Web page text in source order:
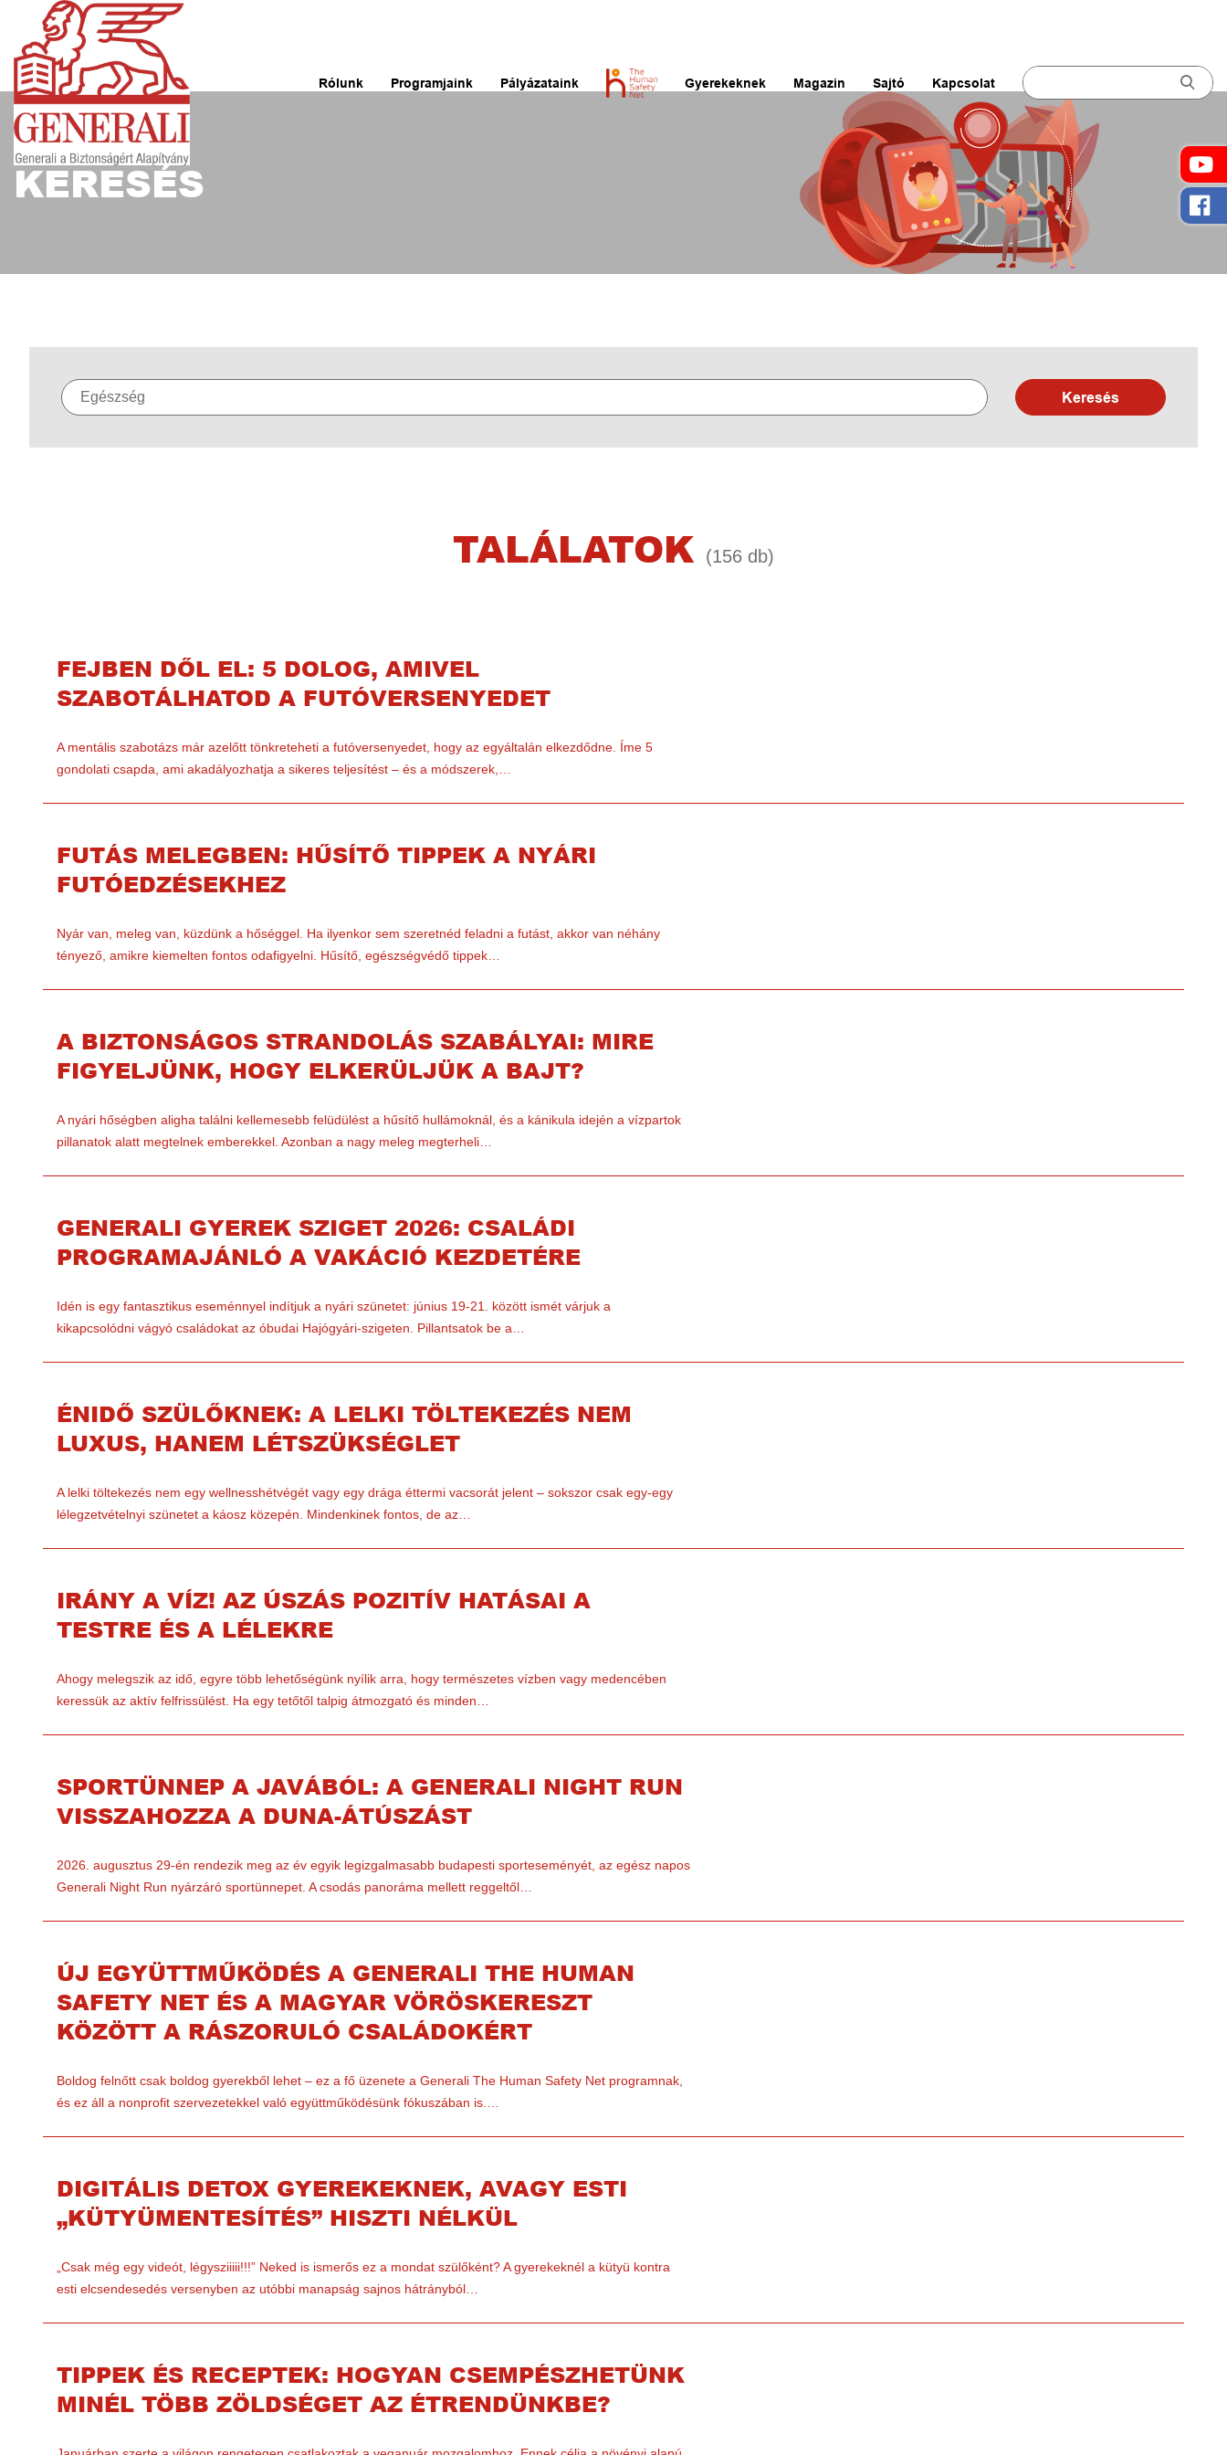
Rólunk Programjaink Pályázataink Gyerekeknek Magazin Sajtó Kapcsolat
KERESÉS
Keresés
TALÁLATOK (156 db)
FEJBEN DŐL EL: 5 DOLOG, AMIVEL
SZABOTÁLHATOD A FUTÓVERSENYEDET
A mentális szabotázs már azelőtt tönkreteheti a futóversenyedet, hogy az egyáltalán elkezdődne. Íme 5
gondolati csapda, ami akadályozhatja a sikeres teljesítést – és a módszerek,…
FUTÁS MELEGBEN: HŰSÍTŐ TIPPEK A NYÁRI
FUTÓEDZÉSEKHEZ
Nyár van, meleg van, küzdünk a hőséggel. Ha ilyenkor sem szeretnéd feladni a futást, akkor van néhány
tényező, amikre kiemelten fontos odafigyelni. Hűsítő, egészségvédő tippek…
A BIZTONSÁGOS STRANDOLÁS SZABÁLYAI: MIRE
FIGYELJÜNK, HOGY ELKERÜLJÜK A BAJT?
A nyári hőségben aligha találni kellemesebb felüdülést a hűsítő hullámoknál, és a kánikula idején a vízpartok
pillanatok alatt megtelnek emberekkel. Azonban a nagy meleg megterheli…
GENERALI GYEREK SZIGET 2026: CSALÁDI
PROGRAMAJÁNLÓ A VAKÁCIÓ KEZDETÉRE
Idén is egy fantasztikus eseménnyel indítjuk a nyári szünetet: június 19-21. között ismét várjuk a
kikapcsolódni vágyó családokat az óbudai Hajógyári-szigeten. Pillantsatok be a…
ÉNIDŐ SZÜLŐKNEK: A LELKI TÖLTEKEZÉS NEM
LUXUS, HANEM LÉTSZÜKSÉGLET
A lelki töltekezés nem egy wellnesshétvégét vagy egy drága éttermi vacsorát jelent – sokszor csak egy-egy
lélegzetvételnyi szünetet a káosz közepén. Mindenkinek fontos, de az…
IRÁNY A VÍZ! AZ ÚSZÁS POZITÍV HATÁSAI A
TESTRE ÉS A LÉLEKRE
Ahogy melegszik az idő, egyre több lehetőségünk nyílik arra, hogy természetes vízben vagy medencében
keressük az aktív felfrissülést. Ha egy tetőtől talpig átmozgató és minden…
SPORTÜNNEP A JAVÁBÓL: A GENERALI NIGHT RUN
VISSZAHOZZA A DUNA-ÁTÚSZÁST
2026. augusztus 29-én rendezik meg az év egyik legizgalmasabb budapesti sporteseményét, az egész napos
Generali Night Run nyárzáró sportünnepet. A csodás panoráma mellett reggeltől…
ÚJ EGYÜTTMŰKÖDÉS A GENERALI THE HUMAN
SAFETY NET ÉS A MAGYAR VÖRÖSKERESZT
KÖZÖTT A RÁSZORULÓ CSALÁDOKÉRT
Boldog felnőtt csak boldog gyerekből lehet – ez a fő üzenete a Generali The Human Safety Net programnak,
és ez áll a nonprofit szervezetekkel való együttműködésünk fókuszában is.…
DIGITÁLIS DETOX GYEREKEKNEK, AVAGY ESTI
„KÜTYÜMENTESÍTÉS” HISZTI NÉLKÜL
„Csak még egy videót, légysziiiii!!!” Neked is ismerős ez a mondat szülőként? A gyerekeknél a kütyü kontra
esti elcsendesedés versenyben az utóbbi manapság sajnos hátrányból…
TIPPEK ÉS RECEPTEK: HOGYAN CSEMPÉSZHETÜNK
MINÉL TÖBB ZÖLDSÉGET AZ ÉTRENDÜNKBE?